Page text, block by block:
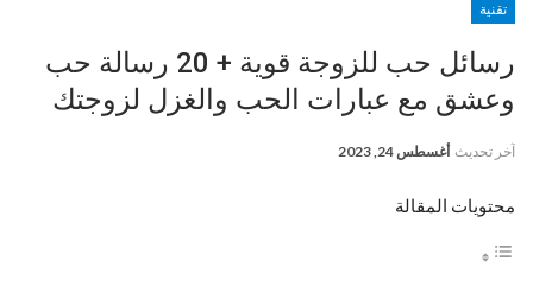
تقنية
رسائل حب للزوجة قوية + 20 رسالة حب
وعشق مع عبارات الحب والغزل لزوجتك
آخر تحديث أغسطس 24, 2023
محتويات المقالة